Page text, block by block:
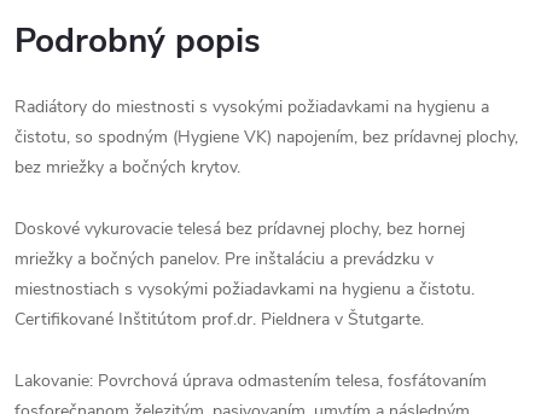
Podrobný popis
Radiátory do miestnosti s vysokými požiadavkami na hygienu a
čistotu, so spodným (Hygiene VK) napojením, bez prídavnej plochy,
bez mriežky a bočných krytov.
Doskové vykurovacie telesá bez prídavnej plochy, bez hornej
mriežky a bočných panelov. Pre inštaláciu a prevádzku v
miestnostiach s vysokými požiadavkami na hygienu a čistotu.
Certifikované Inštitútom prof.dr. Pieldnera v Štutgarte.
Lakovanie: Povrchová úprava odmastením telesa, fosfátovaním